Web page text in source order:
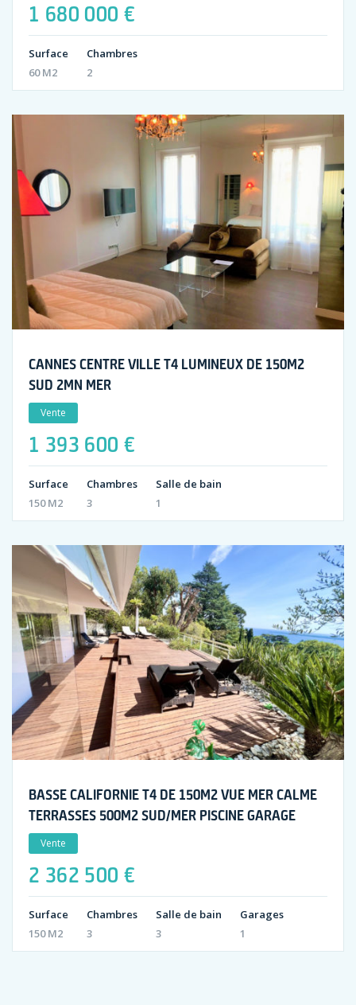
1 680 000 €
Surface
60 M2
Chambres
2
CANNES CENTRE VILLE T4 LUMINEUX DE 150M2
SUD 2MN MER
Vente
1 393 600 €
Surface
150 M2
Chambres
3
Salle de bain
1
BASSE CALIFORNIE T4 DE 150M2 VUE MER CALME
TERRASSES 500M2 SUD/MER PISCINE GARAGE
Vente
2 362 500 €
Surface
150 M2
Chambres
3
Salle de bain
3
Garages
1